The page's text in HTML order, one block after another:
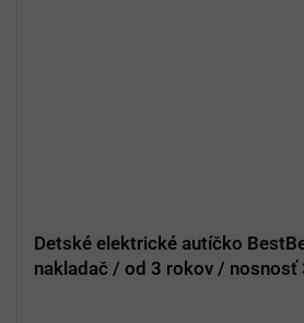
Detské elektrické autíčko
nakladač / od 3 rokov / nosnosť